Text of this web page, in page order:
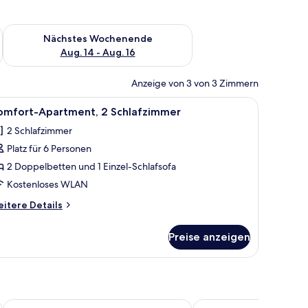
Aug. 7 - Aug. 9.
Nächstes Wochenende
Aug. 14 - Aug. 16
Überprüfe die Verfügbarkeit für nächstes Wochenende, Aug.
Anzeige von 3 von 3 Zimmern
einem gestreiften Wanddesign.
zwei Nachttischen mit Lampen, einem gerahmten Bild an der Wand und
Ein Hotelzimmer mit einem großen Bett,
5 Apartment, 2 Schlafzimmer
2 Schlafzimmer
Platz für 6 Personen
2 Doppelbetten und 1 Einzel-Schlafsofa
Kostenloses WLAN
Details
Preise anzeigen